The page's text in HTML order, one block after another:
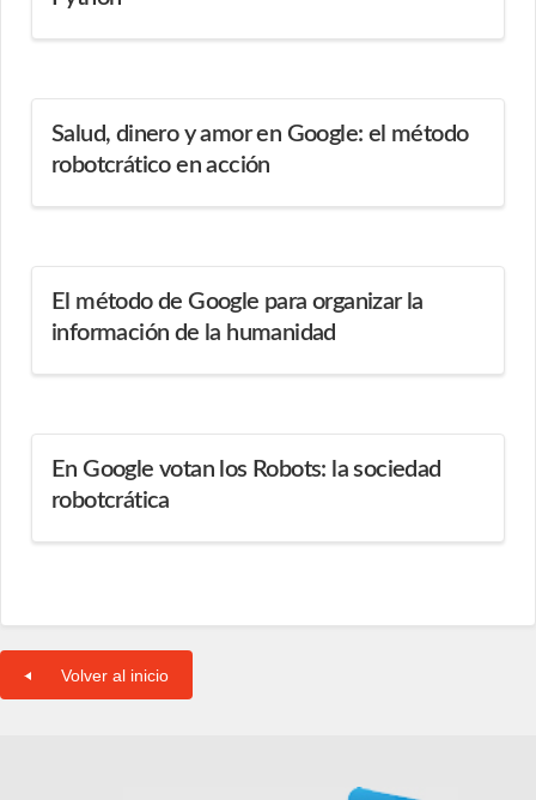
Salud, dinero y amor en Google: el método
robotcrático en acción
El método de Google para organizar la
información de la humanidad
En Google votan los Robots: la sociedad
robotcrática
Volver al inicio